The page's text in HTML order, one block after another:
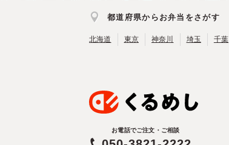
都道府県からお弁当をさがす
北海道 東京 神奈川 埼玉 千葉
お電話でご注文・ご相談